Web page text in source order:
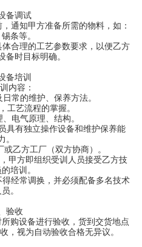
备调试
通知甲方准备所需的物料，如：
条等。
合理的工艺参数要求，以便乙方
备时目标明确。
备培训
内容：
常的维护、保养方法。
艺流程的掌握。
电气原理、结构。
具有独立操作设备和维护保养能
。
乙方工厂（双方协商）。
甲方即组织受训人员接受乙方技
培训。
经常调换，并必须配备多名技术
。
验收
购设备进行验收，货到交货地点
，视为自动验收合格无异议。